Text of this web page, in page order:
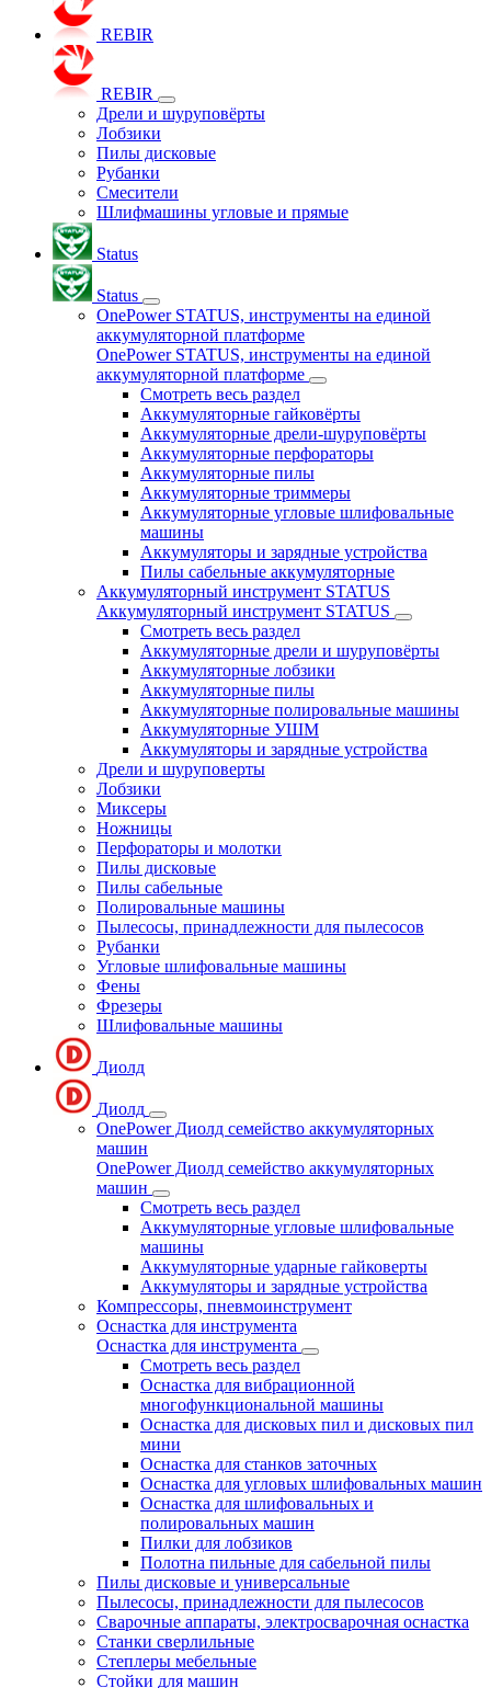
REBIR
REBIR
Дрели и шуруповёрты
Лобзики
Пилы дисковые
Рубанки
Смесители
Шлифмашины угловые и прямые
Status
Status
OnePower STATUS, инструменты на единой
аккумуляторной платформе
OnePower STATUS, инструменты на единой
аккумуляторной платформе
Смотреть весь раздел
Аккумуляторные гайковёрты
Аккумуляторные дрели-шуруповёрты
Аккумуляторные перфораторы
Аккумуляторные пилы
Аккумуляторные триммеры
Аккумуляторные угловые шлифовальные
машины
Аккумуляторы и зарядные устройства
Пилы сабельные аккумуляторные
Аккумуляторный инструмент STATUS
Аккумуляторный инструмент STATUS
Смотреть весь раздел
Аккумуляторные дрели и шуруповёрты
Аккумуляторные лобзики
Аккумуляторные пилы
Аккумуляторные полировальные машины
Аккумуляторные УШМ
Аккумуляторы и зарядные устройства
Дрели и шуруповерты
Лобзики
Миксеры
Ножницы
Перфораторы и молотки
Пилы дисковые
Пилы сабельные
Полировальные машины
Пылесосы, принадлежности для пылесосов
Рубанки
Угловые шлифовальные машины
Фены
Фрезеры
Шлифовальные машины
Диолд
Диолд
OnePower Диолд семейство аккумуляторных
машин
OnePower Диолд семейство аккумуляторных
машин
Смотреть весь раздел
Аккумуляторные угловые шлифовальные
машины
Аккумуляторные ударные гайковерты
Аккумуляторы и зарядные устройства
Компрессоры, пневмоинструмент
Оснастка для инструмента
Оснастка для инструмента
Смотреть весь раздел
Оснастка для вибрационной
многофункциональной машины
Оснастка для дисковых пил и дисковых пил
мини
Оснастка для станков заточных
Оснастка для угловых шлифовальных машин
Оснастка для шлифовальных и
полировальных машин
Пилки для лобзиков
Полотна пильные для сабельной пилы
Пилы дисковые и универсальные
Пылесосы, принадлежности для пылесосов
Сварочные аппараты, электросварочная оснастка
Станки сверлильные
Степлеры мебельные
Стойки для машин